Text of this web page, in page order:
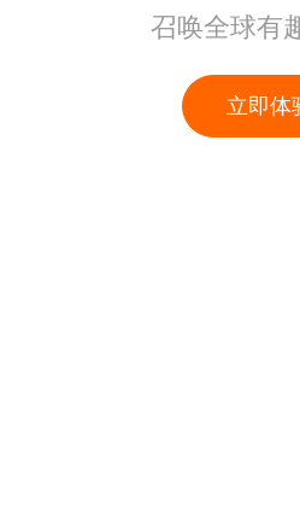
召唤全球有
立即体